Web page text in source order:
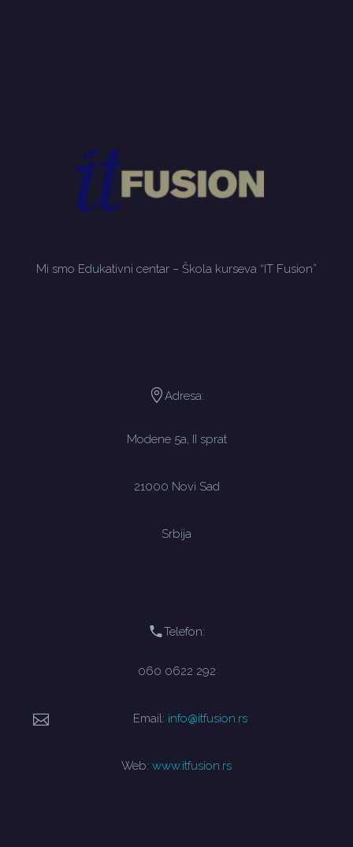
Mi smo Edukativni centar – Škola kurseva “IT Fusion”
Adresa:
Modene 5a, II sprat
21000 Novi Sad
Srbija
Telefon:
060 0622 292
Email: info@itfusion.rs
Web: www.itfusion.rs